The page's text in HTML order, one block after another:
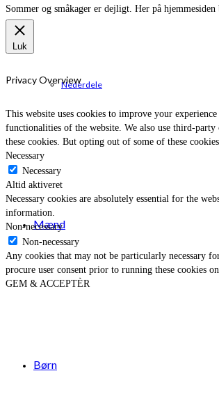
Nederdele
Mænd
Børn
Sommer og småkager er dejligt. Her på
Luk
Privacy Overview
This website uses cookies to improve your
functionalities of the website. We also use third-
these cookies. But opting out of some of these
Necessary
Necessary
Altid aktiveret
Necessary cookies are absolutely essential for the
information.
Non-necessary
Non-necessary
Any cookies that may not be particularly necessary
procure user consent prior to running these cookies
GEM & ACCEPTÈR